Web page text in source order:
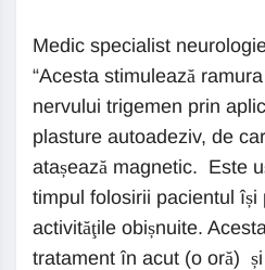
Medic specialist
“Acesta stimulează
nervului trigemen prin
plasture autoadeziv, de
atașează magnetic. Este
timpul folosirii pacientul își
activităţile obișnuite.
tratament în acut (o oră)